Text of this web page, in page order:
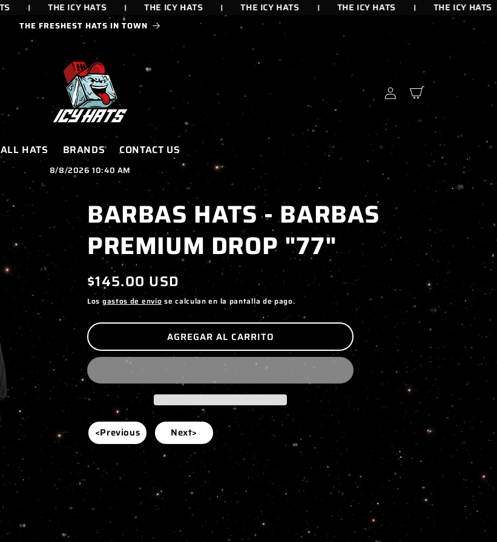
THE ICY HATS THE ICY HATS THE ICY HATS THE ICY HATS THE ICY HATS
THE FRESHEST HATS IN TOWN
ALL HATS BRANDS CONTACT US
Iniciar
sesión
Carrito
8/8/2026 10:40 AM
BARBAS HATS - BARBAS
PREMIUM DROP "77"
Precio
habitual
$145.00 USD
Los gastos de envío se calculan en la pantalla de pago.
AGREGAR AL CARRITO
<Previous Next>